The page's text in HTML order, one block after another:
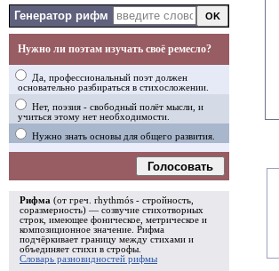
Генератор рифм
Нужно ли поэтам изучать своё ремесло?
Да, профессиональный поэт должен
основательно разбираться в стихосложении.
Нет, поэзия - свободный полёт мысли, и
учиться этому нет необходимости.
Нужно знать основы для общего развития.
Голосовать
Рифма (от греч. rhythmós - стройность,
соразмерность) — созвучие стихотворных
строк, имеющее фоническое, метрическое и
композиционное значение. Рифма
подчёркивает границу между стихами и
объединяет стихи в строфы
Словарь разновидностей рифмы